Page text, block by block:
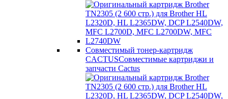
Совместимый тонер-картридж
CACTUSСовместимые картриджи и
запчасти Cactus